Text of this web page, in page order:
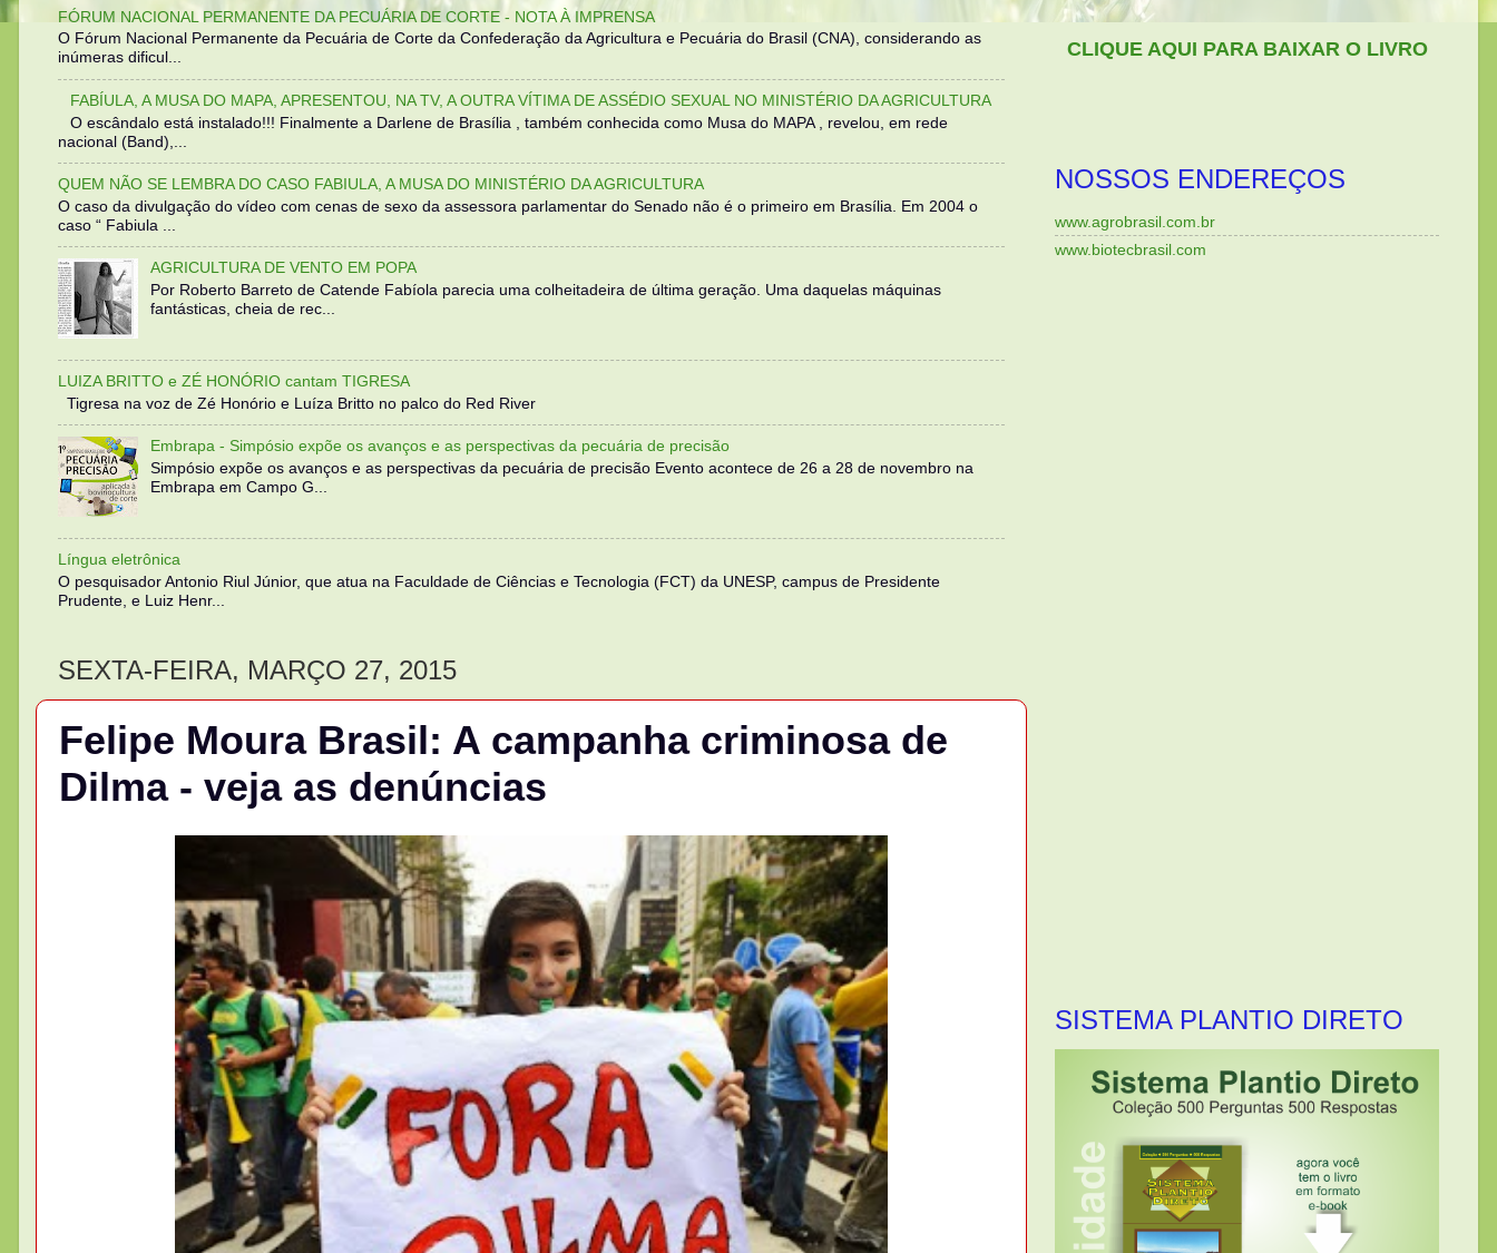
FÓRUM NACIONAL PERMANENTE DA PECUÁRIA DE CORTE - NOTA À IMPRENSA
O Fórum Nacional Permanente da Pecuária de Corte da Confederação da Agricultura e Pecuária do Brasil (CNA), considerando as
inúmeras dificul...
FABÍULA, A MUSA DO MAPA, APRESENTOU, NA TV, A OUTRA VÍTIMA DE ASSÉDIO SEXUAL NO MINISTÉRIO DA AGRICULTURA
O escândalo está instalado!!! Finalmente a Darlene de Brasília , também conhecida como Musa do MAPA , revelou, em rede
nacional (Band),...
QUEM NÃO SE LEMBRA DO CASO FABIULA, A MUSA DO MINISTÉRIO DA AGRICULTURA
O caso da divulgação do vídeo com cenas de sexo da assessora parlamentar do Senado não é o primeiro em Brasília. Em 2004 o
caso “ Fabiula ...
AGRICULTURA DE VENTO EM POPA
Por Roberto Barreto de Catende Fabíola parecia uma colheitadeira de última geração. Uma daquelas máquinas
fantásticas, cheia de rec...
LUIZA BRITTO e ZÉ HONÓRIO cantam TIGRESA
Tigresa na voz de Zé Honório e Luíza Britto no palco do Red River
Embrapa - Simpósio expõe os avanços e as perspectivas da pecuária de precisão
Simpósio expõe os avanços e as perspectivas da pecuária de precisão Evento acontece de 26 a 28 de novembro na
Embrapa em Campo G...
Língua eletrônica
O pesquisador Antonio Riul Júnior, que atua na Faculdade de Ciências e Tecnologia (FCT) da UNESP, campus de Presidente
Prudente, e Luiz Henr...
SEXTA-FEIRA, MARÇO 27, 2015
Felipe Moura Brasil: A campanha criminosa de
Dilma - veja as denúncias
CLIQUE AQUI PARA BAIXAR O LIVRO
NOSSOS ENDEREÇOS
www.agrobrasil.com.br
www.biotecbrasil.com
SISTEMA PLANTIO DIRETO